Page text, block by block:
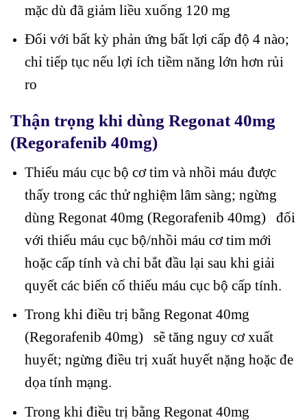
mặc dù đã giảm liều xuống 120 mg
Đối với bất kỳ phản ứng bất lợi cấp độ 4 nào;
chỉ tiếp tục nếu lợi ích tiềm năng lớn hơn rủi
ro
Thận trọng khi dùng Regonat 40mg
(Regorafenib 40mg)
Thiếu máu cục bộ cơ tim và nhồi máu được
thấy trong các thử nghiệm lâm sàng; ngừng
dùng Regonat 40mg (Regorafenib 40mg) đối
với thiếu máu cục bộ/nhồi máu cơ tim mới
hoặc cấp tính và chỉ bắt đầu lại sau khi giải
quyết các biến cố thiếu máu cục bộ cấp tính.
Trong khi điều trị bằng Regonat 40mg
(Regorafenib 40mg) sẽ tăng nguy cơ xuất
huyết; ngừng điều trị xuất huyết nặng hoặc đe
dọa tính mạng.
Trong khi điều trị bằng Regonat 40mg